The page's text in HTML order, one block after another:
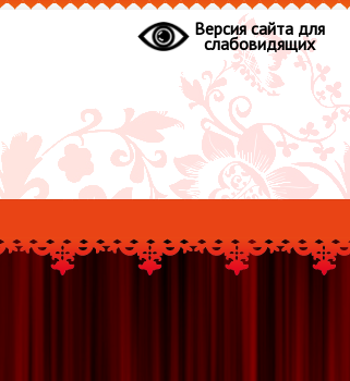
Версия сайта для
слабовидящих